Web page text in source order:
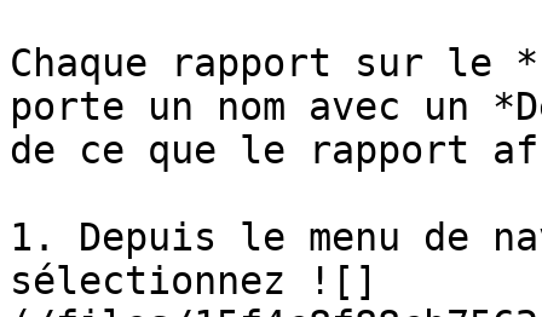
Chaque rapport sur le
porte un nom avec un
de ce que le rapport
1. Depuis le menu de
sélectionnez ![]